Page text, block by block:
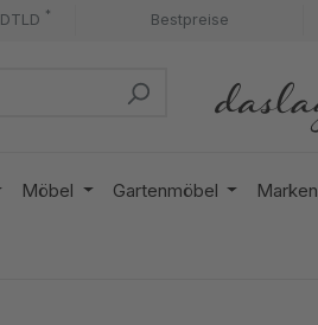
* Bestpreise
Möbel Gartenmöbel Marken